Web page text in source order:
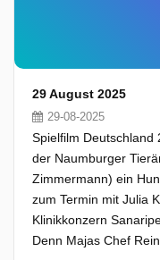
29 August 2025
29-08-2025
Spielfilm Deutschland
der Naumburger
Zimmermann) ein
zum Termin mit Julia
Klinikkonzern
Denn Majas Chef